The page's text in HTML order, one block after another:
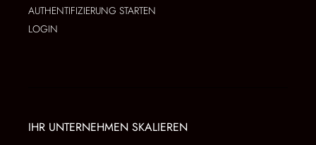
AUTHENTIFIZIERUNG STARTEN
LOGIN
IHR UNTERNEHMEN SKALIEREN